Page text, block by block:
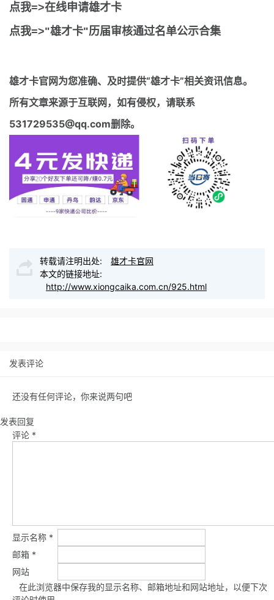
点我=>在线申请雄才卡
点我=>"雄才卡"历届审核通过名单公示合集
雄才卡官网为您准确、及时提供“雄才卡”相关资讯信息。
所有文章来源于互联网，如有侵权，请联系
531729535@qq.com删除。
转载请注明出处:
雄才卡官网
本文的链接地址:
http://www.xiongcaika.com.cn/925.html
发表评论
还没有任何评论，你来说两句吧
发表回复
评论 *
显示名称 *
邮箱 *
网站
在此浏览器中保存我的显示名称、邮箱地址和网站地址，以便下次